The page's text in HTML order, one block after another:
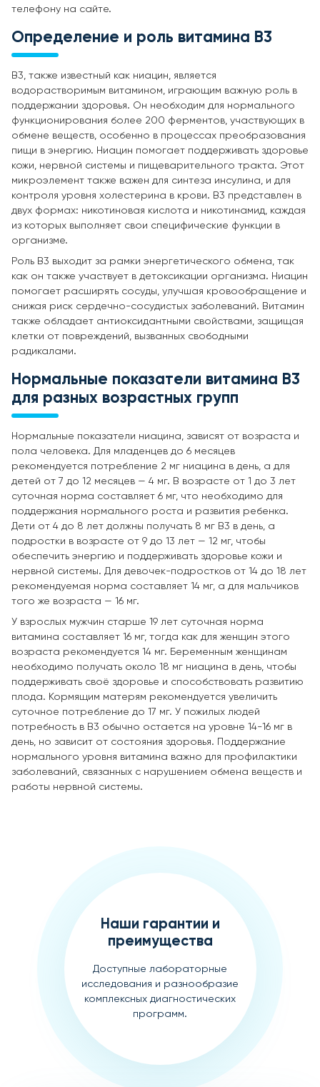
телефону на сайте.
Определение и роль витамина В3
B3, также известный как ниацин, является
водорастворимым витамином, играющим важную роль в
поддержании здоровья. Он необходим для нормального
функционирования более 200 ферментов, участвующих в
обмене веществ, особенно в процессах преобразования
пищи в энергию. Ниацин помогает поддерживать здоровье
кожи, нервной системы и пищеварительного тракта. Этот
микроэлемент также важен для синтеза инсулина, и для
контроля уровня холестерина в крови. B3 представлен в
двух формах: никотиновая кислота и никотинамид, каждая
из которых выполняет свои специфические функции в
организме.
Роль В3 выходит за рамки энергетического обмена, так
как он также участвует в детоксикации организма. Ниацин
помогает расширять сосуды, улучшая кровообращение и
снижая риск сердечно-сосудистых заболеваний. Витамин
также обладает антиоксидантными свойствами, защищая
клетки от повреждений, вызванных свободными
радикалами.
Нормальные показатели витамина В3
для разных возрастных групп
Нормальные показатели ниацина, зависят от возраста и
пола человека. Для младенцев до 6 месяцев
рекомендуется потребление 2 мг ниацина в день, а для
детей от 7 до 12 месяцев — 4 мг. В возрасте от 1 до 3 лет
суточная норма составляет 6 мг, что необходимо для
поддержания нормального роста и развития ребенка.
Дети от 4 до 8 лет должны получать 8 мг B3 в день, а
подростки в возрасте от 9 до 13 лет — 12 мг, чтобы
обеспечить энергию и поддерживать здоровье кожи и
нервной системы. Для девочек-подростков от 14 до 18 лет
рекомендуемая норма составляет 14 мг, а для мальчиков
того же возраста — 16 мг.
У взрослых мужчин старше 19 лет суточная норма
витамина составляет 16 мг, тогда как для женщин этого
возраста рекомендуется 14 мг. Беременным женщинам
необходимо получать около 18 мг ниацина в день, чтобы
поддерживать своё здоровье и способствовать развитию
плода. Кормящим матерям рекомендуется увеличить
суточное потребление до 17 мг. У пожилых людей
потребность в B3 обычно остается на уровне 14-16 мг в
день, но зависит от состояния здоровья. Поддержание
нормального уровня витамина важно для профилактики
заболеваний, связанных с нарушением обмена веществ и
работы нервной системы.
Наши гарантии и
преимущества
Доступные лабораторные
исследования и разнообразие
комплексных диагностических
программ.